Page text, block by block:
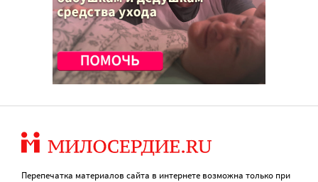
Перепечатка материалов сайта в интернете возможна только при